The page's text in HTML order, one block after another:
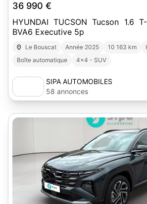
36 990 €
HYUNDAI TUCSON Tucson 1.6
BVA6 Executive 5p
Le Bouscat Année 2025 10 163 km
Boîte automatique
4x4 - SUV
SIPA AUTOMOBILES
58 annonces